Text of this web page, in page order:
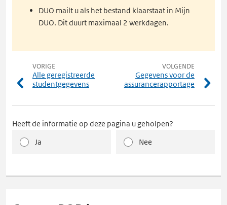
DUO mailt u als het bestand klaarstaat in Mijn
DUO. Dit duurt maximaal 2 werkdagen.
VORIGE
Alle geregistreerde
studentgegevens
VOLGENDE
Gegevens voor de
assurancerapportage
Heeft de informatie op deze pagina u geholpen?
Ja
Nee